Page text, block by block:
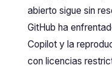
abierto sigue sin
GitHub ha
Copilot y la
con licencias